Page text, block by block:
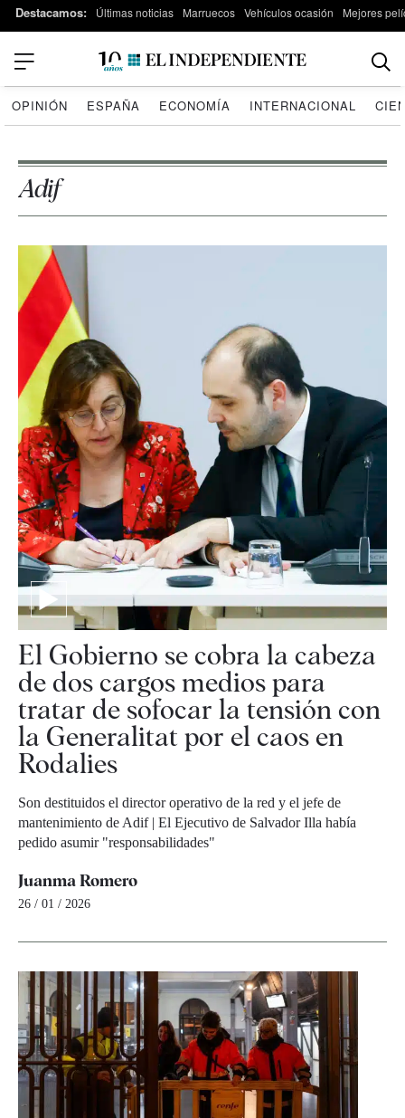
Destacamos: Últimas noticias Marruecos Vehículos ocasión Mejores
OPINIÓN ESPAÑA ECONOMÍA INTERNACIONAL
Adif
El Gobierno se cobra la cabeza
de dos cargos medios para
tratar de sofocar la tensión con
la Generalitat por el caos en
Rodalies
Son destituidos el director operativo de la red y el jefe de
mantenimiento de Adif | El Ejecutivo de Salvador Illa había
pedido asumir "responsabilidades"
Juanma Romero
26 / 01 / 2026